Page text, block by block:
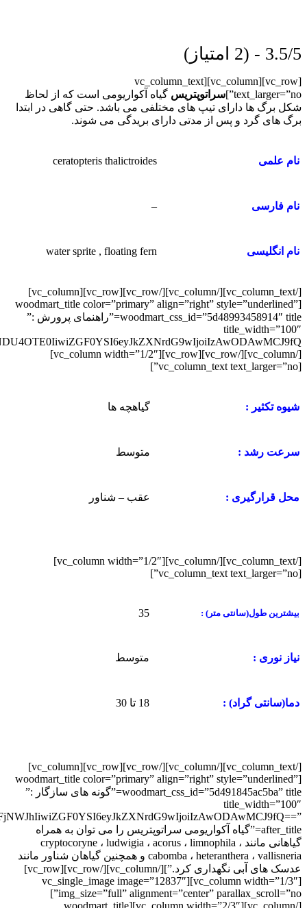
3.5/5 - (2 امتیاز)
[vc_row][vc_column][vc_column_text
text_larger=”no”]
سراتوپتریس گیاه آکواریومی است که از لحاظ
شکل برگ ها دارای تیپ های مختلفی می باشد. حتی گاهی در ابتدا
برگ های گرد و پس از مدتی دارای بریدگی می شوند.
نام علمی ceratopteris thalictroides
نام فارسی –
نام انگلیسی water sprite , floating fern
[/vc_column_text][/vc_column][/vc_row][vc_row][vc_column]
[woodmart_title color=”primary” align=”right” style=”underlined”
woodmart_css_id=”5d48993458914″ title=”راهنمای پرورش :”
title_width=”100″
[/vc_column][/vc_row][vc_row][vc_column width=”1/2″]
[vc_column_text text_larger=”no”]
شیوه تکثیر : گیاهچه ها
سرعت رشد : متوسط
محل قرارگیری : عقب – شناور
[/vc_column_text][/vc_column][vc_column width=”1/2″]
[vc_column_text text_larger=”no”]
بیشترین طول(سانتی متر) : 35
نیاز نوری : متوسط
دما(سانتی گراد) : 18 تا 30
[/vc_column_text][/vc_column][/vc_row][vc_row][vc_column]
[woodmart_title color=”primary” align=”right” style=”underlined”
woodmart_css_id=”5d491845ac5ba” title=”گونه های سازگار :”
title_width=”100″
after_title=”گیاه آکواریومی سراتوپتریس را می توان به همراه
گیاهانی مانند cryptocoryne ، ludwigia ، acorus ، limnophila ،
cabomba ، heteranthera ، vallisneria و همچنین گیاهان شناور مانند
عدسک های آبی نگهداری کرد.”][/vc_column][/vc_row][vc_row]
[vc_column width=”1/3″][vc_single_image image=”12837″
img_size=”full” alignment=”center” parallax_scroll=”no”]